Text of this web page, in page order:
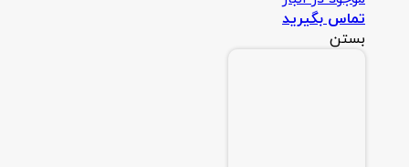
تماس بگیرید
بستن